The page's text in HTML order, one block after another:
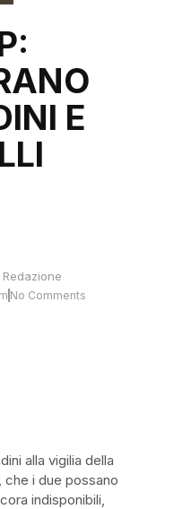
E
No Comments
alla vigilia della
i due possano
indisponibili,